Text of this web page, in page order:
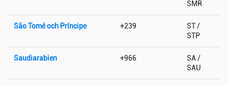
SMR
São Tomé och Príncipe +239
ST /
STP
Saudiarabien +966
SA /
SAU